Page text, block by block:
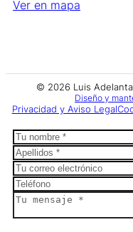
Ver en mapa
© 2026 Luis
Diseño y
Privacidad y Aviso Legal